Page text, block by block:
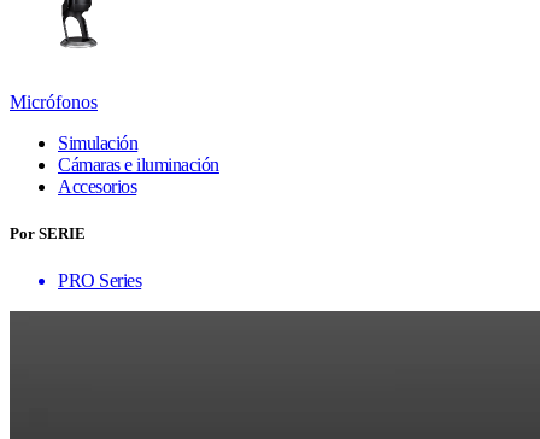
Micrófonos
Simulación
Cámaras e iluminación
Accesorios
Por SERIE
PRO Series